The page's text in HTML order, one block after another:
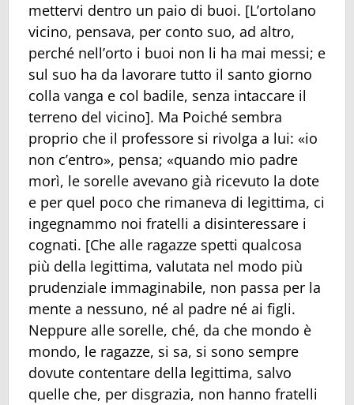
mettervi dentro un paio di buoi. [L’ortolano
vicino, pensava, per conto suo, ad altro,
perché nell’orto i buoi non li ha mai messi; e
sul suo ha da lavorare tutto il santo giorno
colla vanga e col badile, senza intaccare il
terreno del vicino]. Ma Poiché sembra
proprio che il professore si rivolga a lui: «io
non c’entro», pensa; «quando mio padre
morì, le sorelle avevano già ricevuto la dote
e per quel poco che rimaneva di legittima, ci
ingegnammo noi fratelli a disinteressare i
cognati. [Che alle ragazze spetti qualcosa
più della legittima, valutata nel modo più
prudenziale immaginabile, non passa per la
mente a nessuno, né al padre né ai figli.
Neppure alle sorelle, ché, da che mondo è
mondo, le ragazze, si sa, si sono sempre
dovute contentare della legittima, salvo
quelle che, per disgrazia, non hanno fratelli